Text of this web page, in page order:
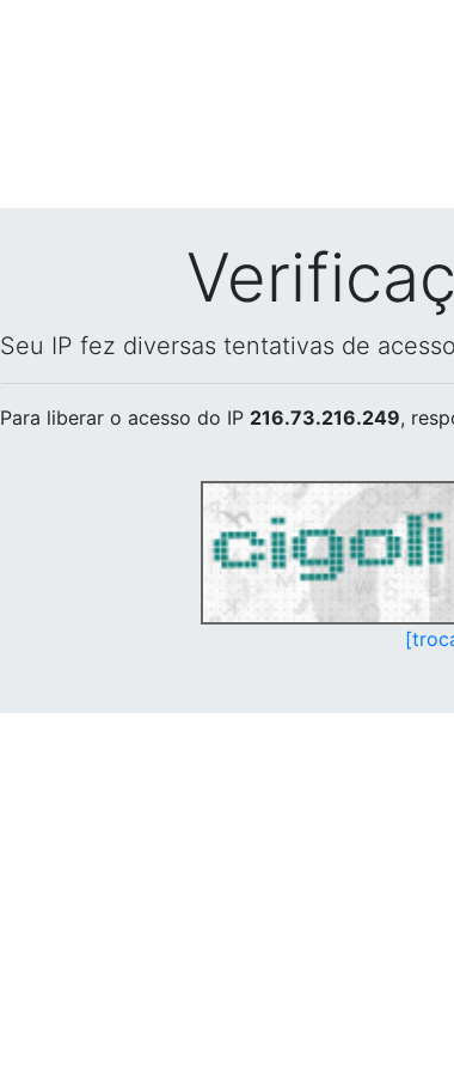
Seu IP fez diversas tentativas de
Para liberar o acesso do IP 216.73.216.249,